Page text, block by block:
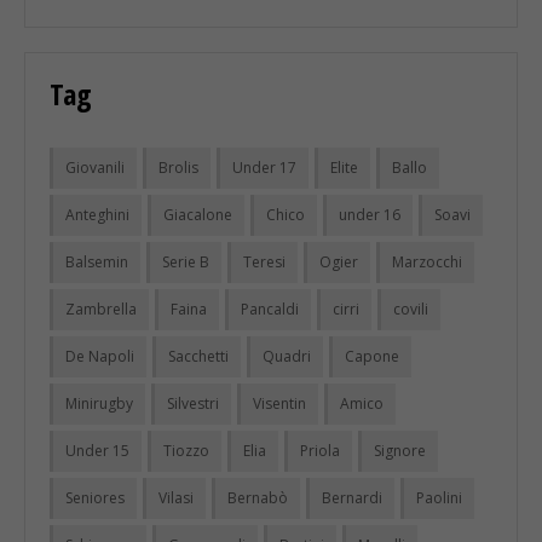
Tag
Giovanili Brolis Under 17 Elite Ballo
Anteghini Giacalone Chico under 16 Soavi
Balsemin Serie B Teresi Ogier Marzocchi
Zambrella Faina Pancaldi cirri covili
De Napoli Sacchetti Quadri Capone
Minirugby Silvestri Visentin Amico
Under 15 Tiozzo Elia Priola Signore
Seniores Vilasi Bernabò Bernardi Paolini